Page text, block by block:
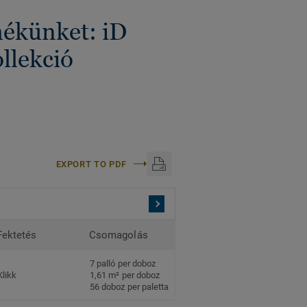
iD
EXPORT TO PDF
Csomagolás
7 palló per doboz
1,61 m² per doboz
56 doboz per paletta